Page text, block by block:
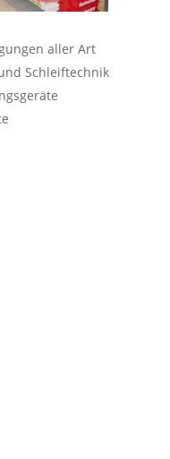
aller Art
Schleiftechnik